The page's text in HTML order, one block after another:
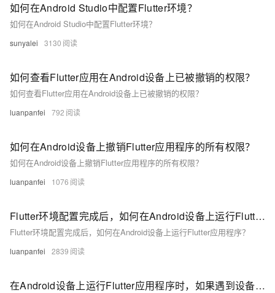
如何在Android Studio中配置Flutter环境？
如何在Android Studio中配置Flutter环境？
sunyalei 3130
如何查看Flutter应用在Android设备上已被撤销的权限？
如何查看Flutter应用在Android设备上已被撤销的权限？
luanpanfei 792
如何在Android设备上撤销Flutter应用程序的所有权限？
如何在Android设备上撤销Flutter应用程序的所有权限？
luanpanfei 1076
Flutter环境配置完成后，如何在Android设备上运行Flutter应用程序？
Flutter环境配置完成后，如何在Android设备上运行Flutter应用程序？
luanpanfei 2839
在Android设备上运行Flutter应用程序时，如果遇到设备未授权的问题该如何解决？